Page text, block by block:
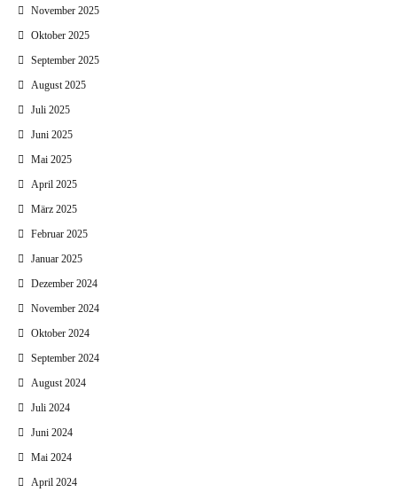
November 2025
Oktober 2025
September 2025
August 2025
Juli 2025
Juni 2025
Mai 2025
April 2025
März 2025
Februar 2025
Januar 2025
Dezember 2024
November 2024
Oktober 2024
September 2024
August 2024
Juli 2024
Juni 2024
Mai 2024
April 2024